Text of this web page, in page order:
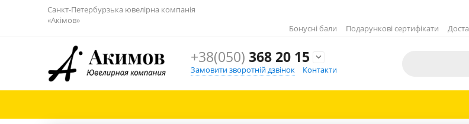
Санкт-Петербурзька ювелірна компанія
«Акімов»
Бонусні бали
Подарункові сертифікати
+38(050) 368 20 15

Замовити зворотній дзвінок
Контакти